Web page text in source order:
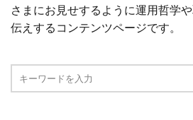
さまにお見せするように運用哲学
伝えするコンテンツページです。